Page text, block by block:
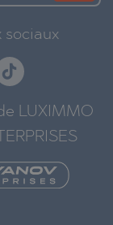
sociaux
LUXIMMO